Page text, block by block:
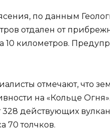
по данным
отдален от
10 километров.
отмечают, что
на «Кольце
действующих
70 толчков.